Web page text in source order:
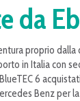
da
proprio
in Italia con
6
Benz per